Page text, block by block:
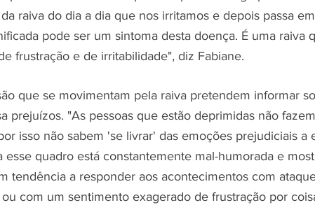
raiva do dia a dia que nos irritamos e depois passa
pode ser um sintoma desta doença. É uma raiva
frustração e de irritabilidade", diz Fabiane.
que se movimentam pela raiva pretendem informar
prejuízos. "As pessoas que estão deprimidas não
isso não sabem 'se livrar' das emoções prejudiciais a
esse quadro está constantemente mal-humorada e
tendência a responder aos acontecimentos com
com um sentimento exagerado de frustração por